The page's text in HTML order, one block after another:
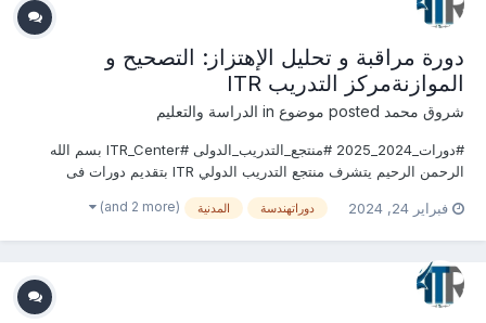
دورة مراقبة و تحليل الإهتزاز: التصحيح و
الموازنةمركز التدريب ITR
شروق محمد الدراسة والتعليم
#دورات_2024_2025 #منتجع_التدريب_الدولى #ITR_Center بسم الله
الرحمن الرحيم يتشرف منتجع التدريب الدولي ITR بتقديم دورات فى
&2025 يمكنكم التسجيل او الاستفسارعلى الدورة الان .........................فبراير 24, 2024 دوراتهندسة المدنية (and 2 more)